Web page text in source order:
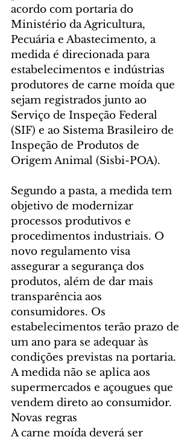
acordo com portaria do
Ministério da Agricultura,
Pecuária e Abastecimento, a
medida é direcionada para
estabelecimentos e indústrias
produtores de carne moída que
sejam registrados junto ao
Serviço de Inspeção Federal
(SIF) e ao Sistema Brasileiro de
Inspeção de Produtos de
Origem Animal (Sisbi-POA).
Segundo a pasta, a medida tem
objetivo de modernizar
processos produtivos e
procedimentos industriais. O
novo regulamento visa
assegurar a segurança dos
produtos, além de dar mais
transparência aos
consumidores. Os
estabelecimentos terão prazo de
um ano para se adequar às
condições previstas na portaria.
A medida não se aplica aos
supermercados e açougues que
vendem direto ao consumidor.
Novas regras
A carne moída deverá ser